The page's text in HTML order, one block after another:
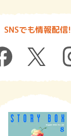
SNSでも情報配信!